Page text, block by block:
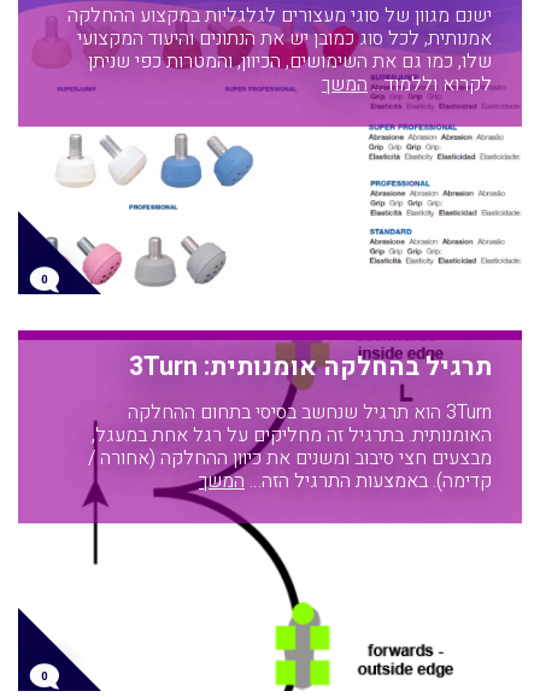
ישנם מגוון של סוגי מעצורים לגלגליות במקצוע ההחלקה
אמנותית, לכל סוג כמובן יש את הנתונים והיעוד המקצועי
שלו, כמו גם את השימושים, הכיוון, והמטרות כפי שניתן
לקרוא וללמוד…המשך
0
תרגיל בהחלקה אומנותית: 3Turn
3Turn הוא תרגיל שנחשב בסיסי בתחום ההחלקה
האומנותית. בתרגיל זה מחליקים על רגל אחת במעגל,
מבצעים חצי סיבוב ומשנים את כיוון ההחלקה (אחורה /
קדימה). באמצעות התרגיל הזה… המשך
0